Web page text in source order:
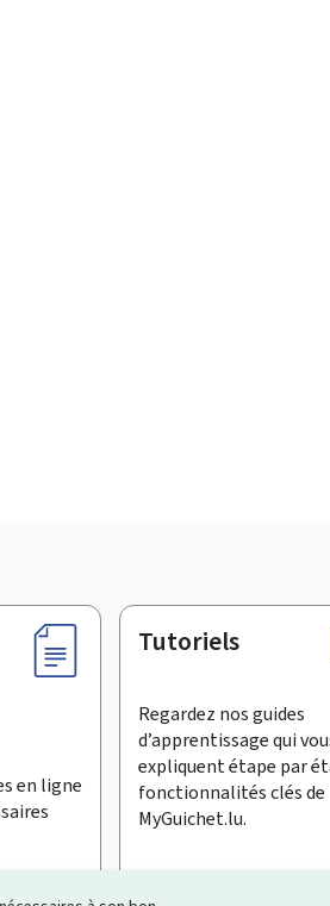
en ligne
Tutoriels
Regardez nos guides
d’apprentissage qui
expliquent étape par
fonctionnalités clés de
MyGuichet.lu.